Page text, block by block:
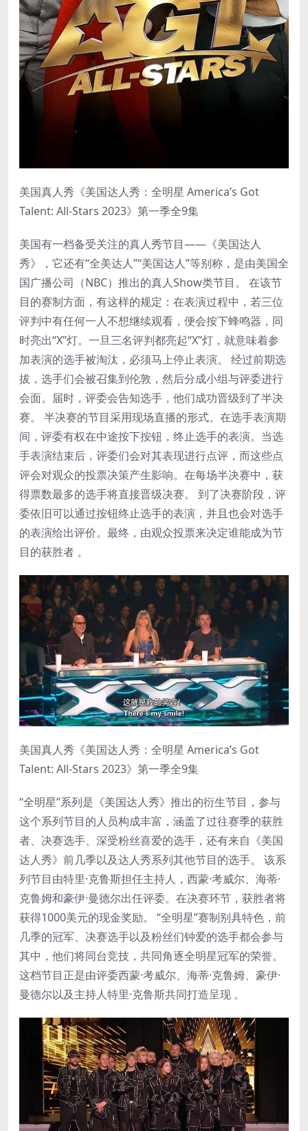
美国真人秀《美国达人秀：全明星 America’s Got
Talent: All-Stars 2023》第一季全9集
美国有一档备受关注的真人秀节目——《美国达人
秀》，它还有“全美达人”“美国达人”等别称，是由美国全
国广播公司（NBC）推出的真人Show类节目。 在该节
目的赛制方面，有这样的规定：在表演过程中，若三位
评判中有任何一人不想继续观看，便会按下蜂鸣器，同
时亮出“X”灯。一旦三名评判都亮起“X”灯，就意味着参
加表演的选手被淘汰，必须马上停止表演。 经过前期选
拔，选手们会被召集到伦敦，然后分成小组与评委进行
会面。届时，评委会告知选手，他们成功晋级到了半决
赛。 半决赛的节目采用现场直播的形式。在选手表演期
间，评委有权在中途按下按钮，终止选手的表演。当选
手表演结束后，评委们会对其表现进行点评，而这些点
评会对观众的投票决策产生影响。在每场半决赛中，获
得票数最多的选手将直接晋级决赛。 到了决赛阶段，评
委依旧可以通过按钮终止选手的表演，并且也会对选手
的表演给出评价。最终，由观众投票来决定谁能成为节
目的获胜者 。
美国真人秀《美国达人秀：全明星 America’s Got
Talent: All-Stars 2023》第一季全9集
“全明星”系列是《美国达人秀》推出的衍生节目，参与
这个系列节目的人员构成丰富，涵盖了过往赛季的获胜
者、决赛选手、深受粉丝喜爱的选手，还有来自《美国
达人秀》前几季以及达人秀系列其他节目的选手。 该系
列节目由特里·克鲁斯担任主持人，西蒙·考威尔、海蒂·
克鲁姆和豪伊·曼德尔出任评委。在决赛环节，获胜者将
获得1000美元的现金奖励。 “全明星”赛制别具特色，前
几季的冠军、决赛选手以及粉丝们钟爱的选手都会参与
其中，他们将同台竞技，共同角逐全明星冠军的荣誉。
这档节目正是由评委西蒙·考威尔、海蒂·克鲁姆、豪伊·
曼德尔以及主持人特里·克鲁斯共同打造呈现 。